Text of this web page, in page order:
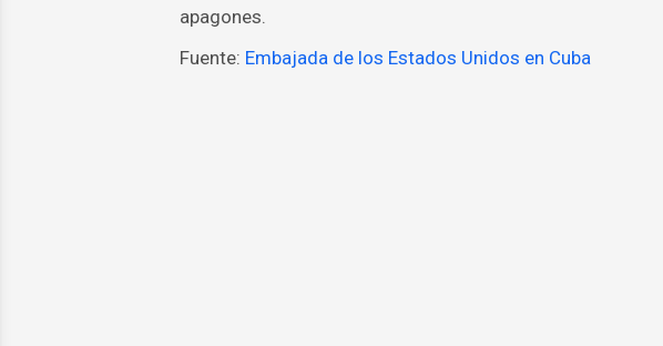
apagones.
Fuente: Embajada de los Estados Unidos en Cuba